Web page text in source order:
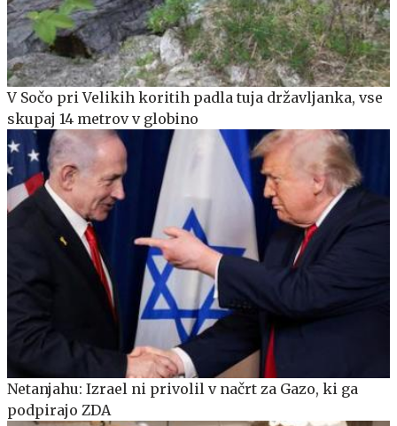
V Sočo pri Velikih koritih padla tuja državljanka, vse
skupaj 14 metrov v globino
Netanjahu: Izrael ni privolil v načrt za Gazo, ki ga
podpirajo ZDA